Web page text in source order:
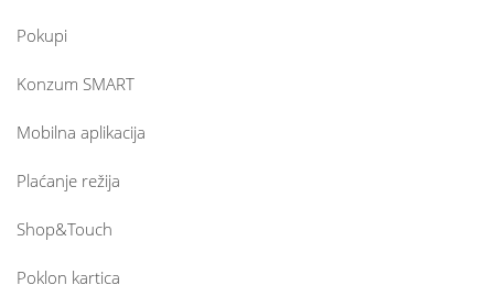
Pokupi
Konzum SMART
Mobilna aplikacija
Plaćanje režija
Shop&Touch
Poklon kartica